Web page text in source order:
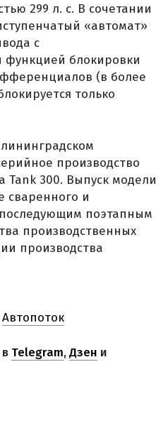
299 л. с. В сочетании
«автомат»
с
функцией блокировки
(в более
только
производство
Tank 300. Выпуск модели
сваренного и
поэтапным
производственных
производства
Автопоток
Telegram,Дзен и